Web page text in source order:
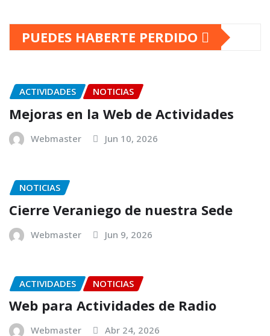
PUEDES HABERTE PERDIDO
ACTIVIDADES NOTICIAS
Mejoras en la Web de Actividades
Webmaster Jun 10, 2026
NOTICIAS
Cierre Veraniego de nuestra Sede
Webmaster Jun 9, 2026
ACTIVIDADES NOTICIAS
Web para Actividades de Radio
Webmaster Abr 24, 2026